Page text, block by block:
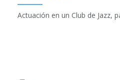
Actuación en un Club de Jazz,